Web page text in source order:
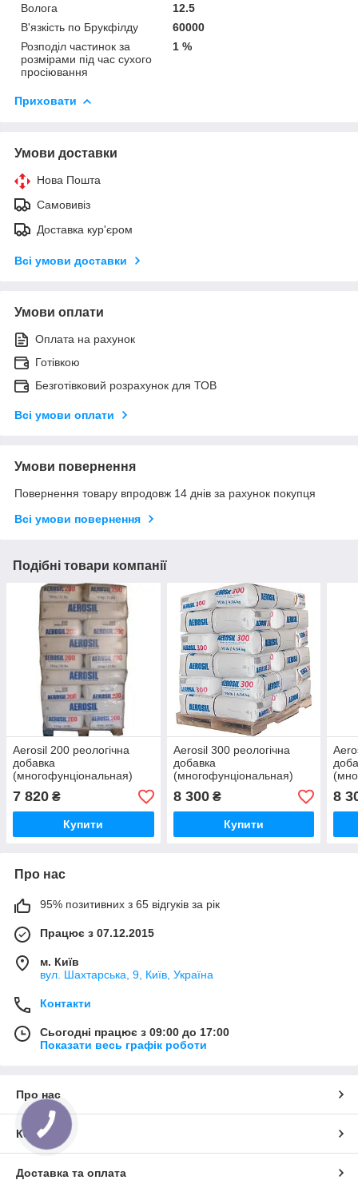
Волога
12.5
В'язкість по Брукфілду
60000
Розподіл частинок за
розмірами під час сухого
просіювання
1 %
Приховати
Умови доставки
Нова Пошта
Самовивіз
Доставка кур'єром
Всі умови доставки
Умови оплати
Оплата на рахунок
Готівкою
Безготівковий розрахунок для ТОВ
Всі умови оплати
Умови повернення
Повернення товару впродовж 14 днів за рахунок покупця
Всі умови повернення
Подібні товари компанії
Aerosil 200 реологічна
добавка
(многофунціональная)
7 820 ₴
Купити
Aerosil 300 реологічна
добавка
(многофунціональная)
8 300₴
Купити
8
Про нас
95% позитивних з 65 відгуків за рік
Працює з 07.12.2015
м. Київ
вул. Шахтарська, 9, Київ, Україна
Контакти
Сьогодні працює з 09:00 до 17:00
Показати весь графік роботи
Про нас
Контакти
Доставка та оплата